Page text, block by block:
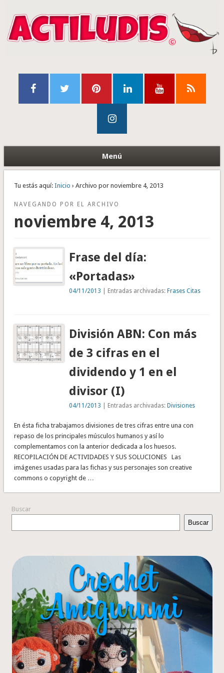
Menú
Tu estás aquí: Inicio › Archivo por noviembre 4, 2013
NAVEGANDO POR EL ARCHIVO
noviembre 4, 2013
Frase del día:
«Portadas»
04/11/2013 | Entradas archivadas:Frases Citas
División ABN: Con más
de 3 cifras en el
dividendo y 1 en el
divisor (I)
04/11/2013 | Entradas archivadas:Divisiones
En ésta ficha trabajamos divisiones de tres cifras entre una con
repaso de los principales músculos humanos y así lo
complementamos con la anterior dedicada a los huesos.
RECOPILACIÓN DE ACTIVIDADES Y SUS SOLUCIONES Las
imágenes usadas para las fichas y sus personajes son creative
commons o copyright de …
Buscar
Buscar